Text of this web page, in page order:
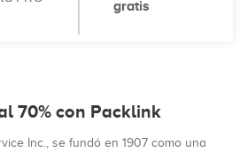
gratis
70% con Packlink
Inc., se fundó en 1907 como una